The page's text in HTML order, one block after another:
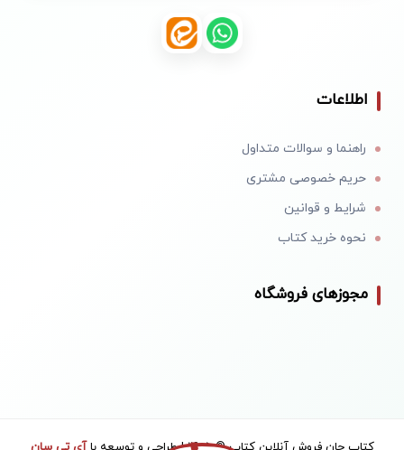
اطلاعات
راهنما و سوالات متداول
حریم خصوصی مشتری
شرایط و قوانین
نحوه خرید کتاب
مجوزهای فروشگاه